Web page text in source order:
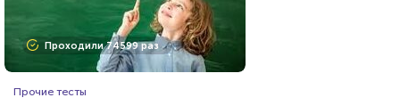
Проходили 74599 раз
Прочие тесты